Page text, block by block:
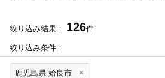
絞り込み結果： 126件
絞り込み条件：
鹿児島県 姶良市